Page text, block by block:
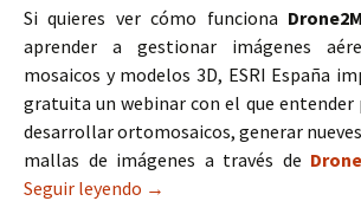
Si quieres ver cómo funciona
aprender a gestionar imágenes
mosaicos y modelos 3D, ESRI España
gratuita un webinar con el que entender
desarrollar ortomosaicos, generar
mallas de imágenes a través de
Seguir leyendo Webinar Drone2Map
→